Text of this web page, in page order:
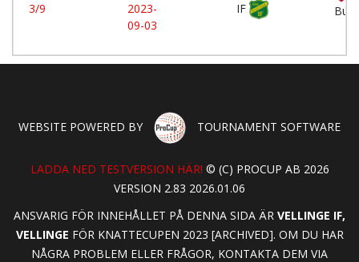
3/9
2023-
09-03
IF
WEBSITE POWERED BY TOURNAMENT SOFTWARE
LADDA NED TESTVERSION HÄR! © (C) PROCUP AB 2026
VERSION 2.83 2026.01.06
ANSVARIG FÖR INNEHÅLLET PÅ DENNA SIDA ÄR VELLINGE IF,
VELLINGE FÖR KNATTECUPEN 2023 [ARCHIVED]. OM DU HAR
NÅGRA PROBLEM ELLER FRÅGOR, KONTAKTA DEM VIA